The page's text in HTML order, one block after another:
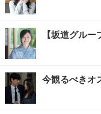
【坂道グル
今観るべきオ